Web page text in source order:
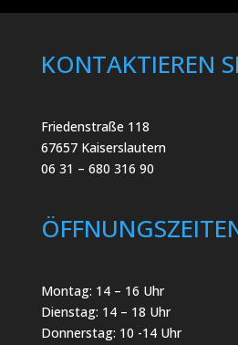
KONTAKTIEREN
Friedenstraße 118
67657 Kaiserslautern
06 31 – 680 316 90
Montag: 14 – 16 Uhr
Dienstag: 14 – 18 Uhr
Donnerstag: 10 -14 Uhr